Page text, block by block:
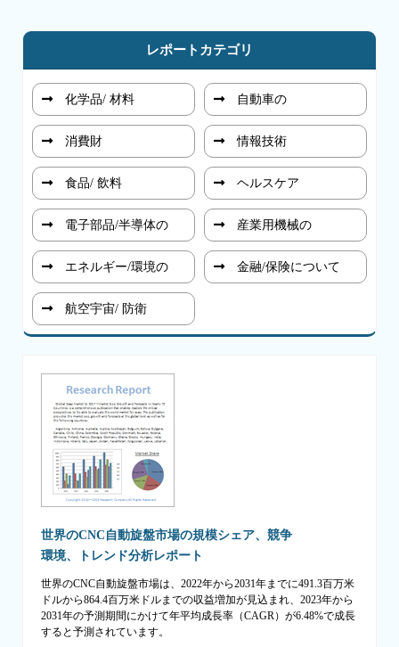
レポートカテゴリ
化学品/ 材料 自動車の
消費財 情報技術
食品/ 飲料 ヘルスケア
電子部品/半導体の 産業用機械の
エネルギー/環境の 金融/保険について
航空宇宙/ 防衛
世界のCNC自動旋盤市場の規模シェア、競争
環境、トレンド分析レポート
世界のCNC自動旋盤市場は、2022年から2031年までに491.3百万米
ドルから864.4百万米ドルまでの収益増加が見込まれ、2023年から
2031年の予測期間にかけて年平均成長率（CAGR）が6.48%で成長
すると予測されています。